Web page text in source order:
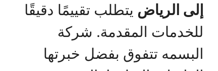
إلى الرياض يتطلب تقييمًا دقيقًا
للخدمات المقدمة. شركة
البسمه تتفوق بفضل خبرتها